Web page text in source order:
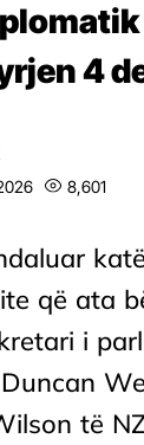
4
8,601
që ata
i
të